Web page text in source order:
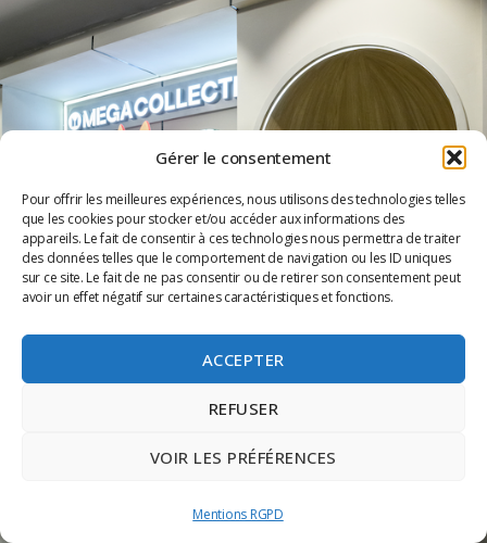
Gérer le consentement
Pour offrir les meilleures expériences, nous utilisons des technologies telles
que les cookies pour stocker et/ou accéder aux informations des
appareils. Le fait de consentir à ces technologies nous permettra de traiter
des données telles que le comportement de navigation ou les ID uniques
sur ce site. Le fait de ne pas consentir ou de retirer son consentement peut
avoir un effet négatif sur certaines caractéristiques et fonctions.
ACCEPTER
REFUSER
VOIR LES PRÉFÉRENCES
Mentions RGPD